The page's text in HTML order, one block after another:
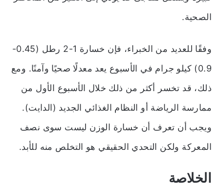
الصحية.
وفقًا للعديد من الخبراء، فإن خسارة 1-2 رطل (0.45-
0.9) كيلو جرام في الأسبوع يعد معدلًا صحيًا وآمنًا. ومع
ذلك، قد تخسر أكثر من ذلك خلال الأسبوع الأول من
ممارسة الرياضة أو النظام الغذائي الجديد (الدايت).
ويجب أن تعرف أن خسارة الوزن ليست سوى نصف
المعركة ولكن التحدي الحقيقي هو التخلص منه للأبد.
الخلاصة